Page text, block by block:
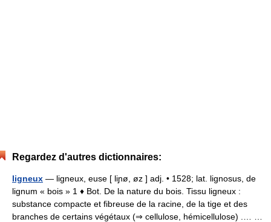
Regardez d'autres dictionnaires:
ligneux — ligneux, euse [ liɲø, øz ] adj. • 1528; lat. lignosus, de
lignum « bois » 1 ♦ Bot. De la nature du bois. Tissu ligneux :
substance compacte et fibreuse de la racine, de la tige et des
branches de certains végétaux (⇒ cellulose, hémicellulose) .… …